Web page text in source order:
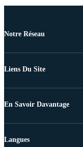
Notre Réseau
Liens Du Site
En Savoir Davantage
Langues